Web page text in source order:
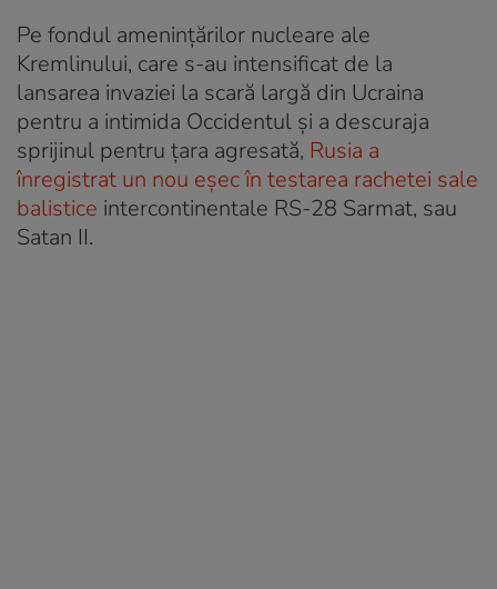
Pe fondul amenințărilor nucleare ale
Kremlinului, care s-au intensificat de la
lansarea invaziei la scară largă din Ucraina
pentru a intimida Occidentul și a descuraja
sprijinul pentru țara agresată, Rusia a
înregistrat un nou eşec în testarea rachetei sale
balistice intercontinentale RS-28 Sarmat, sau
Satan II.